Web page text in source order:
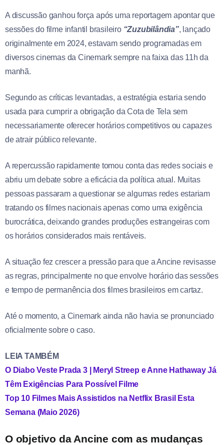
A discussão ganhou força após uma reportagem apontar que
sessões do filme infantil brasileiro “Zuzubilândia”, lançado
originalmente em 2024, estavam sendo programadas em
diversos cinemas da Cinemark sempre na faixa das 11h da
manhã.
Segundo as críticas levantadas, a estratégia estaria sendo
usada para cumprir a obrigação da Cota de Tela sem
necessariamente oferecer horários competitivos ou capazes
de atrair público relevante.
A repercussão rapidamente tomou conta das redes sociais e
abriu um debate sobre a eficácia da política atual. Muitas
pessoas passaram a questionar se algumas redes estariam
tratando os filmes nacionais apenas como uma exigência
burocrática, deixando grandes produções estrangeiras com
os horários considerados mais rentáveis.
A situação fez crescer a pressão para que a Ancine revisasse
as regras, principalmente no que envolve horário das sessões
e tempo de permanência dos filmes brasileiros em cartaz.
Até o momento, a Cinemark ainda não havia se pronunciado
oficialmente sobre o caso.
LEIA TAMBÉM
O Diabo Veste Prada 3 | Meryl Streep e Anne Hathaway Já
Têm Exigências Para Possível Filme
Top 10 Filmes Mais Assistidos na Netflix Brasil Esta
Semana (Maio 2026)
O objetivo da Ancine com as mudanças